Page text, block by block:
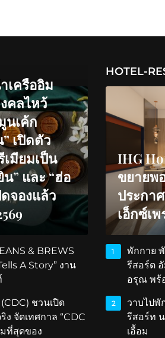
เครืออิม
คลไหว้
นเค้ก
เปิดตัว
มียมเป็น
” และ “ฮ่อ
จองแล้ว
& BREWS
A Story” งาน
ชวนเปิด
จัดเทศกาล “CDC
ที่สุดของ
HOTEL-
IHG
ขยายพ
ประกา
เอ็กซ์เ
1
พักกาย
รีสอร์ต
อรุณ พร้
2
วาบไปพั
รีสอร์ท
เอื้อม